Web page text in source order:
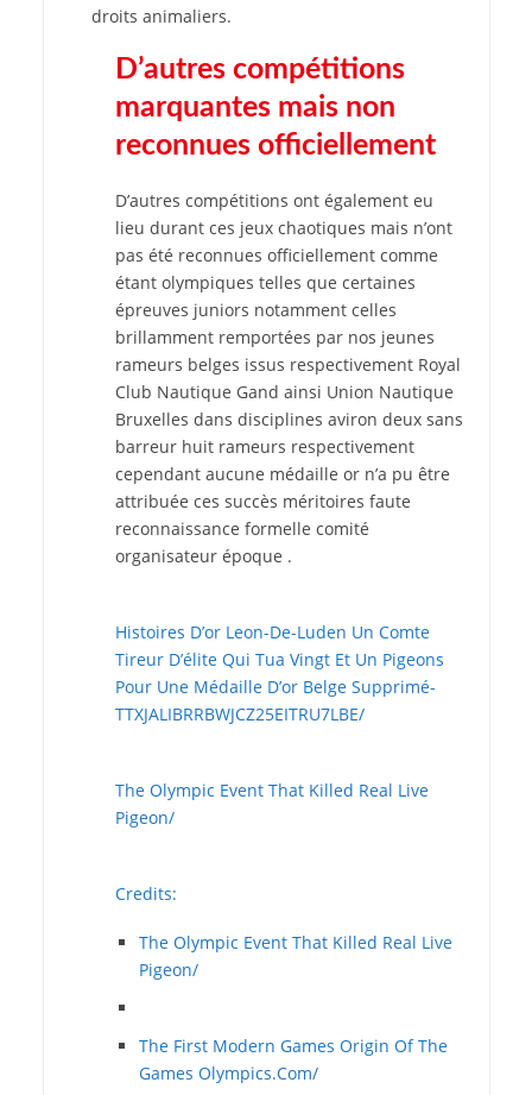
droits animaliers.
D’autres compétitions
marquantes mais non
reconnues officiellement
D’autres compétitions ont également eu
lieu durant ces jeux chaotiques mais n’ont
pas été reconnues officiellement comme
étant olympiques telles que certaines
épreuves juniors notamment celles
brillamment remportées par nos jeunes
rameurs belges issus respectivement Royal
Club Nautique Gand ainsi Union Nautique
Bruxelles dans disciplines aviron deux sans
barreur huit rameurs respectivement
cependant aucune médaille or n’a pu être
attribuée ces succès méritoires faute
reconnaissance formelle comité
organisateur époque .
Histoires D’or Leon-De-Luden Un Comte
Tireur D’élite Qui Tua Vingt Et Un Pigeons
Pour Une Médaille D’or Belge Supprimé-
TTXJALIBRRBWJCZ25EITRU7LBE/
The Olympic Event That Killed Real Live
Pigeon/
Credits:
The Olympic Event That Killed Real Live
Pigeon/
The First Modern Games Origin Of The
Games Olympics.Com/